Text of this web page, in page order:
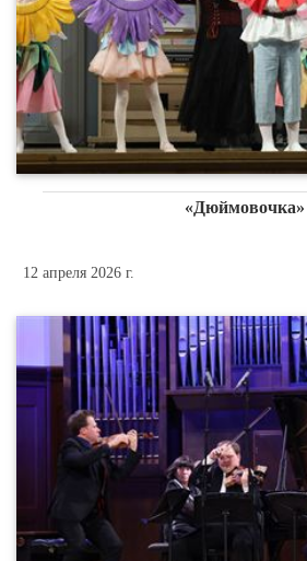
«Дюймовочка»
12 апреля 2026 г.